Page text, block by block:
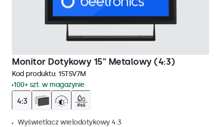
Monitor Dotykowy 15" Metalowy (4:3)
Kod produktu: 15TSV7M
100+ szt. w magazynie
Wyświetlacz wielodotykowy 4:3